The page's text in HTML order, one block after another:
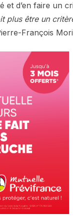
et d’en faire un
plus être un
François